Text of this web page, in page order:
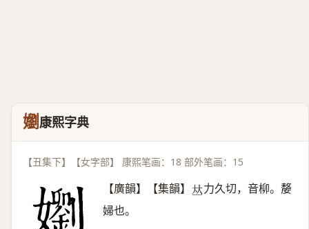
嬼 康熙字典
【丑集下】【女字部】 康熙笔画：18 部外笔画：15
【廣韻】【集韻】 𠀤力久切，音柳。嫠
婦也。